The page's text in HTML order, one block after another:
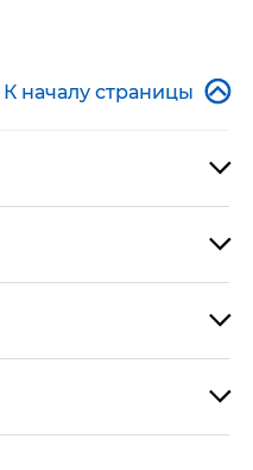
К началу страницы 



